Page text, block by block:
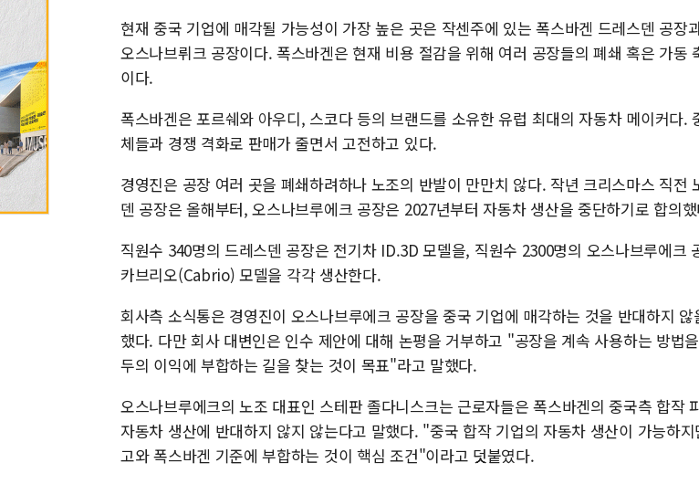
현재 중국 기업에 매각될 가능성이 가장 높은 곳은 작센주에 있는 폭스바겐 드레스덴 공장
오스나브뤼크 공장이다. 폭스바겐은 현재 비용 절감을 위해 여러 공장들의 폐쇄 혹은 가동
이다.
폭스바겐은 포르쉐와 아우디, 스코다 등의 브랜드를 소유한 유럽 최대의 자동차 메이커다.
체들과 경쟁 격화로 판매가 줄면서 고전하고 있다.
경영진은 공장 여러 곳을 폐쇄하려하나 노조의 반발이 만만치 않다. 작년 크리스마스 직전
덴 공장은 올해부터, 오스나브루에크 공장은 2027년부터 자동차 생산을 중단하기로 합의
직원수 340명의 드레스덴 공장은 전기차 ID.3D 모델을, 직원수 2300명의 오스나브루에크
카브리오(Cabrio) 모델을 각각 생산한다.
회사측 소식통은 경영진이 오스나브루에크 공장을 중국 기업에 매각하는 것을 반대하지 않
했다. 다만 회사 대변인은 인수 제안에 대해 논평을 거부하고 "공장을 계속 사용하는 방법
두의 이익에 부합하는 길을 찾는 것이 목표"라고 말했다.
오스나브루에크의 노조 대표인 스테판 졸다니스크는 근로자들은 폭스바겐의 중국측 합작
자동차 생산에 반대하지 않지 않는다고 말했다. "중국 합작 기업의 자동차 생산이 가능하
고와 폭스바겐 기준에 부합하는 것이 핵심 조건"이라고 덧붙였다.